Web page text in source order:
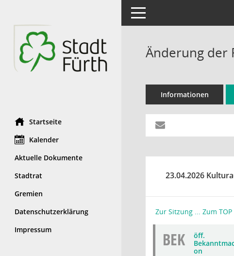
Startseite
Kalender
Aktuelle Dokumente
Stadtrat
Gremien
Datenschutzerklärung
Impressum
Toggle navigation
Änderung der
Informationen
23.04.2026
Zur Sitzung ... Zum TOP
BEK
öff.
on